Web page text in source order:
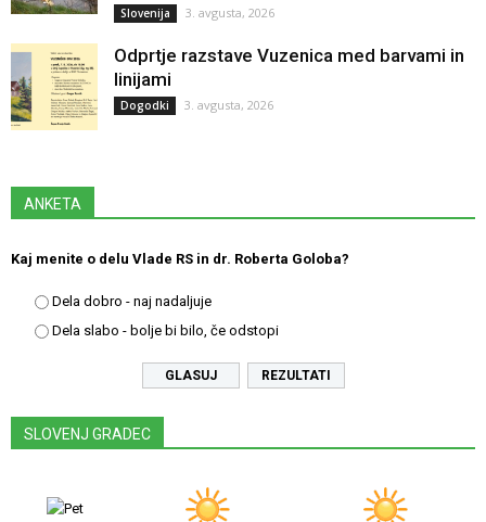
Slovenija 3. avgusta, 2026
Odprtje razstave Vuzenica med barvami in
linijami
Dogodki 3. avgusta, 2026
ANKETA
Kaj menite o delu Vlade RS in dr. Roberta Goloba?
Dela dobro - naj nadaljuje
Dela slabo - bolje bi bilo, če odstopi
REZULTATI
SLOVENJ GRADEC